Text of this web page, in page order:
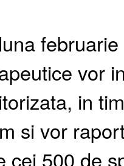
vor
in
si vor
cei 500 de